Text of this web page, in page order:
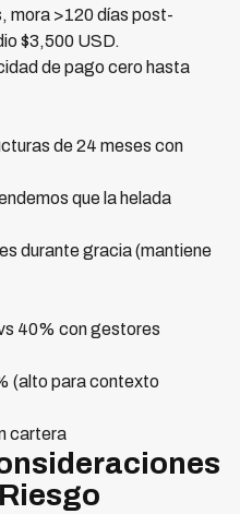
mora >120 días post-
$3,500 USD.
de pago cero hasta
de 24 meses con
que la helada
durante gracia (mantiene
40% con gestores
(alto para contexto
cartera